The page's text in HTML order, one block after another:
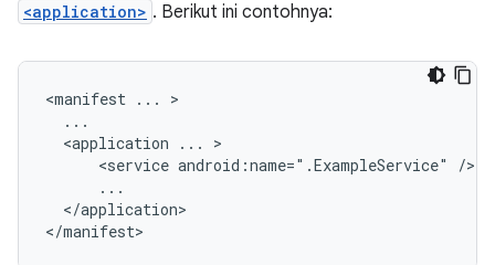
<application> . Berikut ini contohnya:
<manifest ...
<application
...
<service android:name=".ExampleService"
</application>
</manifest>